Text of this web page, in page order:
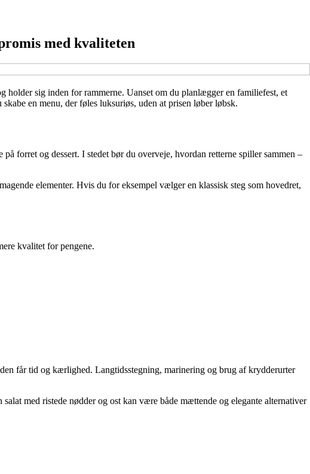
med kvaliteten
holder sig inden for rammerne. Uanset om du planlægger en familiefest, et
en menu, der føles luksuriøs, uden at prisen løber løbsk.
forret og dessert. I stedet bør du overveje, hvordan retterne spiller sammen –
elementer. Hvis du for eksempel vælger en klassisk steg som hovedret,
kvalitet for pengene.
får tid og kærlighed. Langtidsstegning, marinering og brug af krydderurter
med ristede nødder og ost kan være både mættende og elegante alternativer